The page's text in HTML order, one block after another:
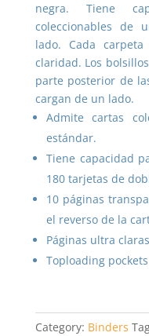
negra. Tiene
coleccionables de
lado. Cada
claridad. Los
parte posterior de
cargan de un lado.
Admite cartas
estándar.
Tiene capacidad
180 tarjetas de
10 páginas
el reverso de la
Páginas ultra
Toploading pockets
Category: Binders